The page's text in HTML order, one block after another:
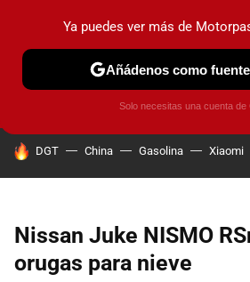
PRUEBAS COCHES ELÉCTRICOS
HOY SE HABLA DE
DGT China Gasolina Xiaomi
Nissan Juke NISMO
orugas para nieve
Ya puedes ver más de
Añádenos como
Solo necesitas una cuenta de